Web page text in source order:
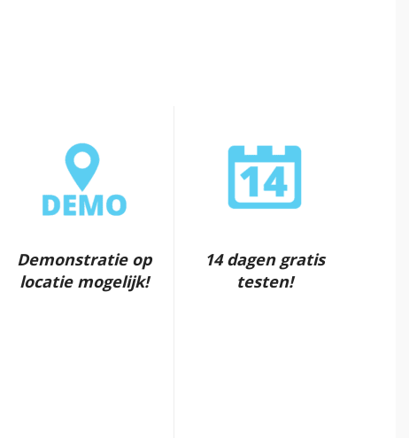
Demonstratie op
locatie mogelijk!
14 dagen gratis
testen!